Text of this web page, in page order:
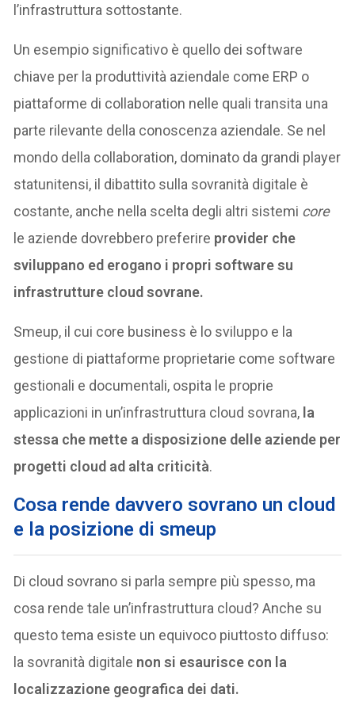
l’infrastruttura sottostante.
Un esempio significativo è quello dei software
chiave per la produttività aziendale come ERP o
piattaforme di collaboration nelle quali transita una
parte rilevante della conoscenza aziendale. Se nel
mondo della collaboration, dominato da grandi player
statunitensi, il dibattito sulla sovranità digitale è
costante, anche nella scelta degli altri sistemi core
le aziende dovrebbero preferire provider che
sviluppano ed erogano i propri software su
infrastrutture cloud sovrane.
Smeup, il cui core business è lo sviluppo e la
gestione di piattaforme proprietarie come software
gestionali e documentali, ospita le proprie
applicazioni in un’infrastruttura cloud sovrana, la
stessa che mette a disposizione delle aziende per
progetti cloud ad alta criticità.
Cosa rende davvero sovrano un cloud
e la posizione di smeup
Di cloud sovrano si parla sempre più spesso, ma
cosa rende tale un’infrastruttura cloud? Anche su
questo tema esiste un equivoco piuttosto diffuso:
la sovranità digitale non si esaurisce con la
localizzazione geografica dei dati.